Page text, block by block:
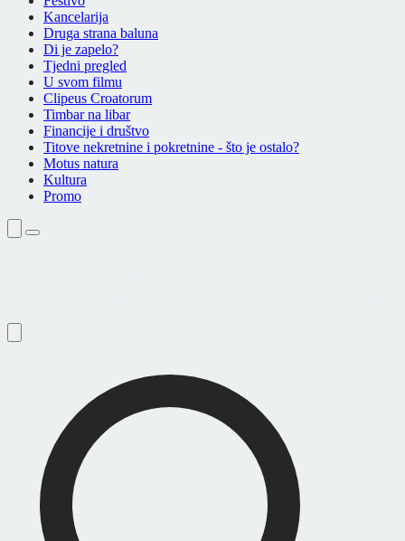
Kancelarija
Druga strana baluna
Di je zapelo?
Tjedni pregled
U svom filmu
Clipeus Croatorum
Timbar na libar
Financije i društvo
Titove nekretnine i pokretnine - što je ostalo?
Motus natura
Kultura
Promo